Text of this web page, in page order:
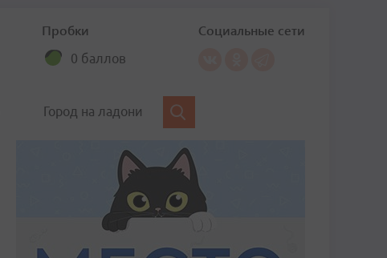
Пробки
0 баллов
Социальные сети
Город на ладони